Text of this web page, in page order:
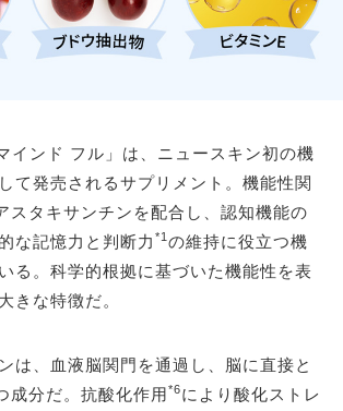
インド フル」は、ニュースキン初の機
て発売されるサプリメント。機能性関
スタキサンチンを配合し、認知機能の
な記憶力と判断力 *1 の維持に役立つ機
る。科学的根拠に基づいた機能性を表
きな特徴だ。
は、血液脳関門を通過し、脳に直接と
成分だ。抗酸化作用*6により酸化ストレ